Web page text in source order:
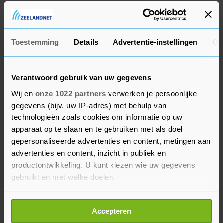
Toestemming Details Advertentie-instellingen
Verantwoord gebruik van uw gegevens
Wij en onze 1022 partners verwerken je persoonlijke
gegevens (bijv. uw IP-adres) met behulp van
technologieën zoals cookies om informatie op uw
apparaat op te slaan en te gebruiken met als doel
gepersonaliseerde advertenties en content, metingen aan
advertenties en content, inzicht in publiek en
productontwikkeling. U kunt kiezen wie uw gegevens
gebruikt en met welke doelen.
Als u het toestaat, willen we ook graag:
Informatie verzamelen over uw geografische
Accepteren
het onderzoek naar mogelijke afzetting van de
gouverneur bijna is afgerond. Volgens Cuomo zou
dat proces maanden in beslag kunnen nemen
terwijl het functioneren van de regering volgens
verspillen is het laatste dat we nodig hebben, en
ik wil daar niet voor verantwoordelijk zijn."
Vrouwelijke gouverneur
Cuomo is sinds 2010 drie keer tot gouverneur van
New York verkozen. Hij werkte daarvoor onder
meer voor president Bill Clinton. Hij kreeg veel
lof voor zijn aanpak van de coronacrisis.
Cuomo's vertrek is over twee weken een feit.